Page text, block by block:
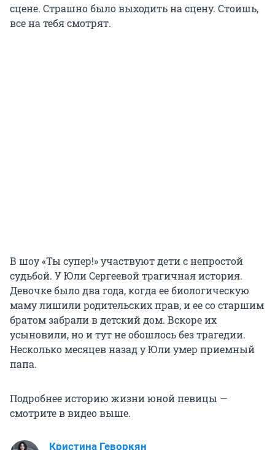
сцене. Страшно было выходить на сцену. Стоишь,
все на тебя смотрят.
В шоу «Ты супер!» участвуют дети с непростой
судьбой. У Юли Сергеевой трагичная история.
Девочке было два года, когда ее биологическую
маму лишили родительских прав, и ее со старшим
братом забрали в детский дом. Вскоре их
усыновили, но и тут не обошлось без трагедии.
Несколько месяцев назад у Юли умер приемный
папа.
Подробнее историю жизни юной певицы —
смотрите в видео выше.
Кристина Геворкян